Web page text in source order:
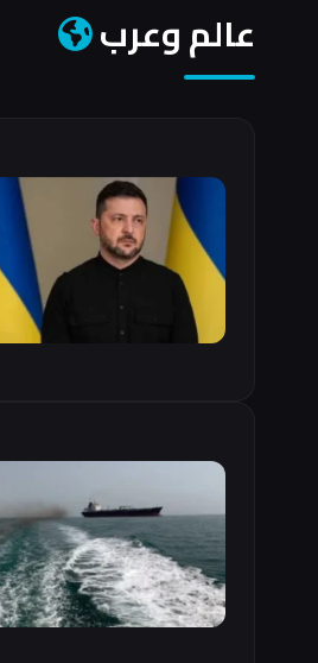
عالم وعرب